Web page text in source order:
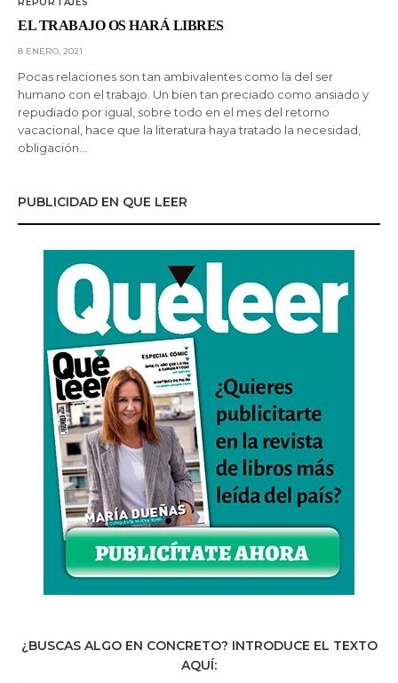
REPORTAJES
EL TRABAJO OS HARÁ LIBRES
8 ENERO, 2021
Pocas relaciones son tan ambivalentes como la del ser
humano con el trabajo. Un bien tan preciado como ansiado y
repudiado por igual, sobre todo en el mes del retorno
vacacional, hace que la literatura haya tratado la necesidad,
obligación…
PUBLICIDAD EN QUE LEER
¿BUSCAS ALGO EN CONCRETO? INTRODUCE EL TEXTO
AQUÍ: